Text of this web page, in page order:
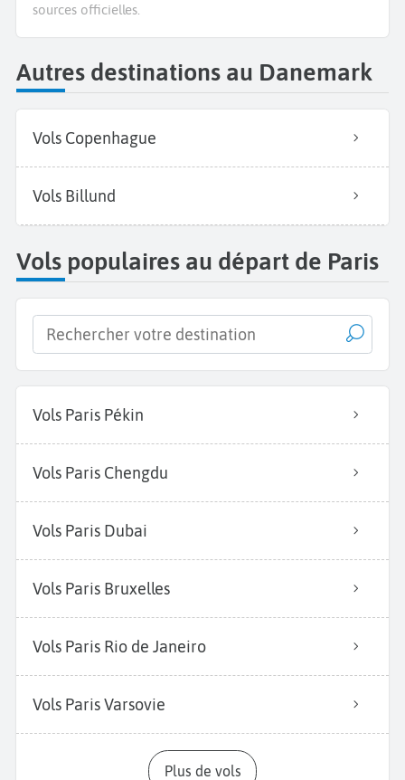
sources officielles.
Autres destinations au Danemark
Vols Copenhague
Vols Billund
Vols populaires au départ de Paris
Vols Paris Pékin
Vols Paris Chengdu
Vols Paris Dubai
Vols Paris Bruxelles
Vols Paris Rio de Janeiro
Vols Paris Varsovie
Plus de vols